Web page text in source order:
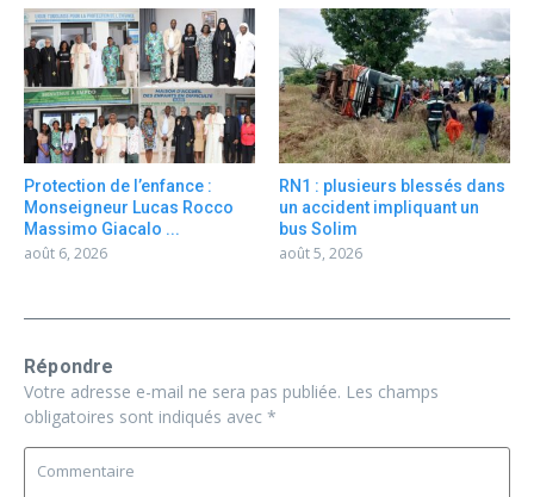
Protection de l’enfance :
Monseigneur Lucas Rocco
Massimo Giacalo ...
août 6, 2026
RN1 : plusieurs blessés dans
un accident impliquant un
bus Solim
août 5, 2026
Répondre
Votre adresse e-mail ne sera pas publiée. Les champs
obligatoires sont indiqués avec *